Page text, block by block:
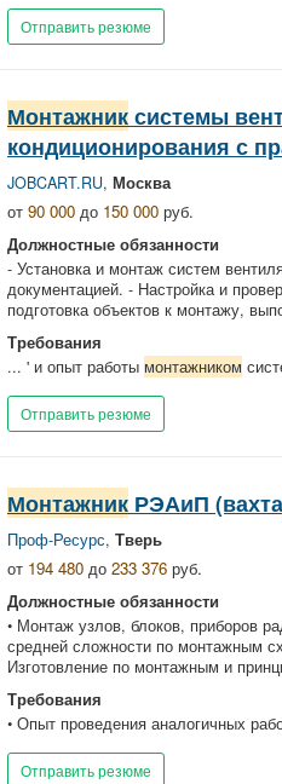
Отправить резюме
Монтажник системы
кондиционирования с
JOBCART.RU, Москва
от 90 000 до 150 000 руб.
Должностные обязанности
- Установка и монтаж систем
документацией. - Настройка и
подготовка объектов к монтажу,
Требования
... ' и опыт работы монтажником
Отправить резюме
Монтажник РЭАиП
Проф-Ресурс, Тверь
от 194 480 до 233 376 руб.
Должностные обязанности
• Монтаж узлов, блоков, приборов
средней сложности по монтажным
Изготовление по монтажным и
Требования
• Опыт проведения аналогичных
Отправить резюме